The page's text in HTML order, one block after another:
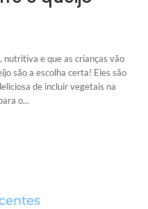
nutritiva e que as crianças vão
são a escolha certa! Eles são
de incluir vegetais na
o...